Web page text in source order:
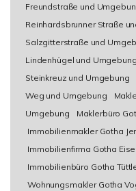
Freundstraße und
Reinhardsbrunner Straße
Salzgitterstraße und
Lindenhügel und Umgebung
Steinkreuz und Umgebung
Weg und Umgebung
Umgebung
Maklerbüro
Immobilienmakler Gotha
Immobilienfirma Gotha
Immobilienbüro Gotha
Wohnungsmakler Gotha